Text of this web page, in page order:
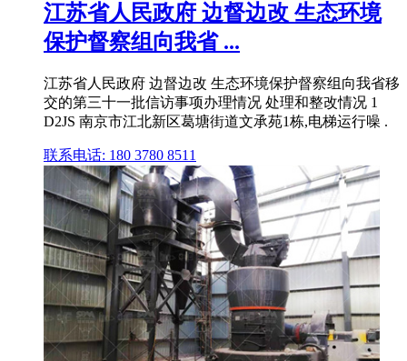
江苏省人民政府 边督边改 生态环境
保护督察组向我省 ...
江苏省人民政府 边督边改 生态环境保护督察组向我省移
交的第三十一批信访事项办理情况 处理和整改情况 1
D2JS 南京市江北新区葛塘街道文承苑1栋,电梯运行噪 .
联系电话: 180 3780 8511